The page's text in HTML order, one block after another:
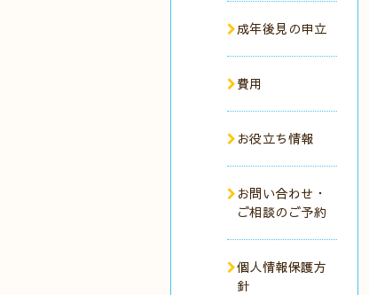
成年後見の申立
費用
お役立ち情報
お問い合わせ・
ご相談のご予約
個人情報保護方
針